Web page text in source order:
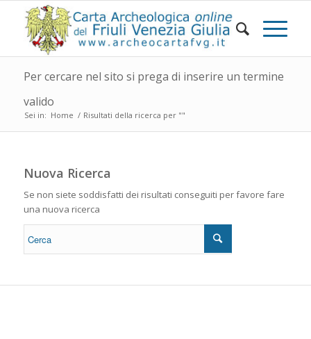
Per cercare nel sito si prega di inserire un termine
valido
Sei in: Home / Risultati della ricerca per ""
Nuova Ricerca
Se non siete soddisfatti dei risultati conseguiti per favore fare
una nuova ricerca